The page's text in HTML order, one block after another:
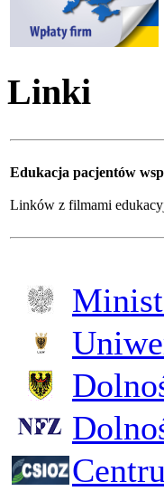
Linki
Edukacja pacjentów
Linków z filmami